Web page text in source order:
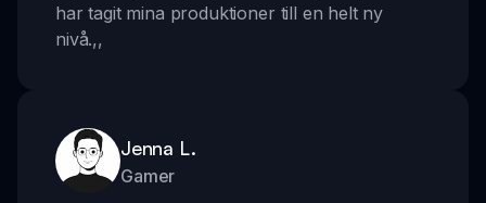
har tagit mina produktioner till en helt ny
nivå.,,
Jenna L.
Gamer